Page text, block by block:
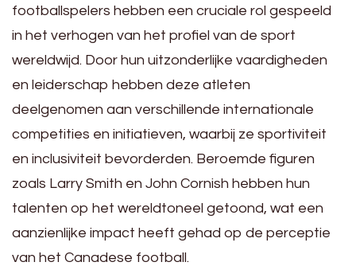
footballspelers hebben een cruciale rol gespeeld
in het verhogen van het profiel van de sport
wereldwijd. Door hun uitzonderlijke vaardigheden
en leiderschap hebben deze atleten
deelgenomen aan verschillende internationale
competities en initiatieven, waarbij ze sportiviteit
en inclusiviteit bevorderden. Beroemde figuren
zoals Larry Smith en John Cornish hebben hun
talenten op het wereldtoneel getoond, wat een
aanzienlijke impact heeft gehad op de perceptie
van het Canadese football.